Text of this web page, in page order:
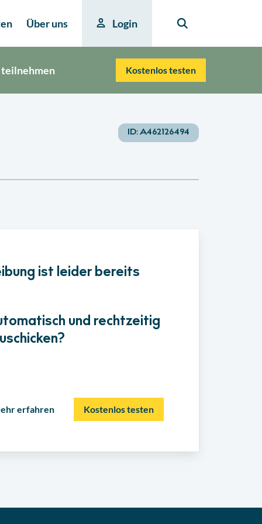
Über uns Login
teilnehmen Kostenlos testen
ID:A462126494
ist leider bereits
und rechtzeitig
erfahren Kostenlos testen